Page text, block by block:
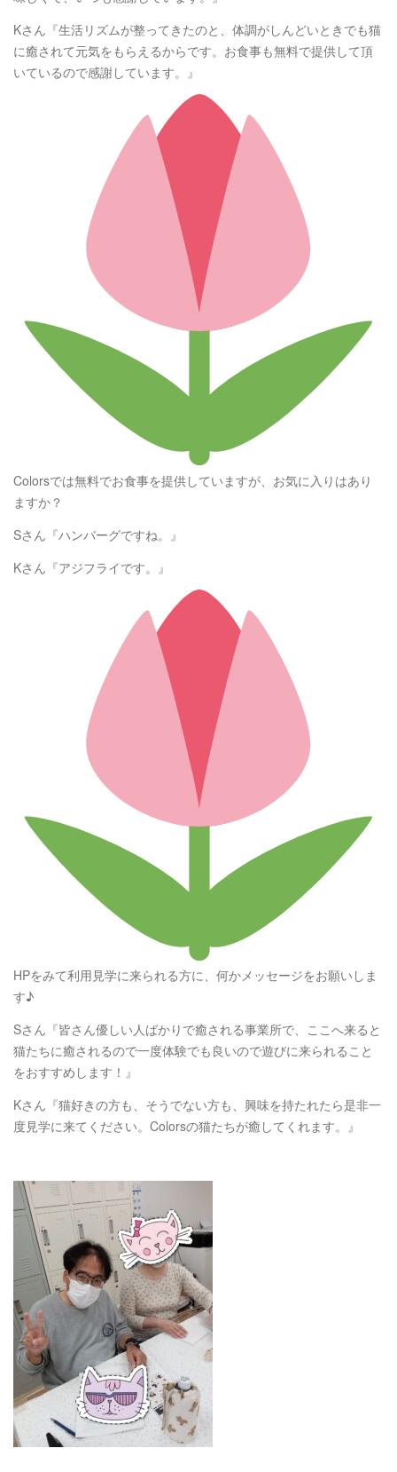
Kさん『生活リズムが整ってきたのと、体調がしんどいときでも猫
に癒されて元気をもらえるからです。お食事も無料で提供して頂
いているので感謝しています。』
Colorsでは無料でお食事を提供していますが、お気に入りはあり
ますか？
Sさん『ハンバーグですね。』
Kさん『アジフライです。』
HPをみて利用見学に来られる方に、何かメッセージをお願いしま
す♪
Sさん『皆さん優しい人ばかりで癒される事業所で、ここへ来ると
猫たちに癒されるので一度体験でも良いので遊びに来られること
をおすすめします！』
Kさん『猫好きの方も、そうでない方も、興味を持たれたら是非一
度見学に来てください。Colorsの猫たちが癒してくれます。』